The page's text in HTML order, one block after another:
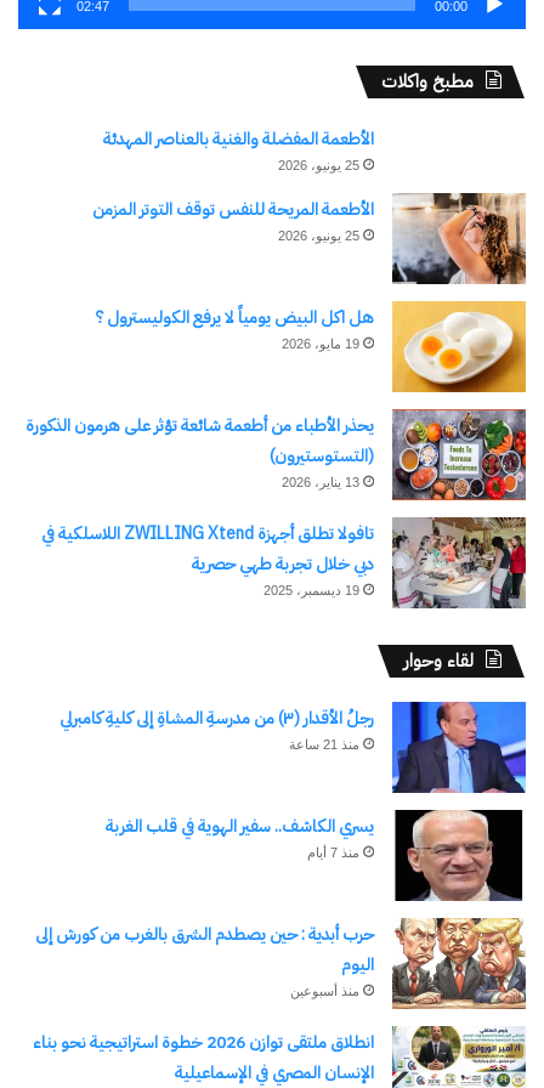
اكتشاف المزيد من
اشترك للحصول على أحدث التدوينات المرسلة إلى بريدك
الإلكتروني.
كتابة بريدك الإلكتروني...
00:00
02:47
مطبخ واكلات
الأطعمة المفضلة والغنية بالعناصر المهدئة
25 يونيو، 2026
الأطعمة المريحة للنفس توقف التوتر المزمن
25 يونيو، 2026
هل اكل البيض يومياً لا يرفع الكوليسترول ؟
19 مايو، 2026
يحذر الأطباء من أطعمة شائعة تؤثر على هرمون الذكورة
(التستوستيرون)
13 يناير، 2026
تافولا تطلق أجهزة ZWILLING Xtend اللاسلكية في
دبي خلال تجربة طهي حصرية
19 ديسمبر، 2025
لقاء وحوار
رجلُ الأقدار (٣) من مدرسةِ المشاةِ إلى كليةِ كامبرلي
منذ 21 ساعة
يسري الكاشف.. سفير الهوية في قلب الغربة
منذ 7 أيام
حرب أبدية : حين يصطدم الشرق بالغرب من كورش إلى
اليوم
منذ أسبوعين
انطلاق ملتقى توازن 2026 خطوة استراتيجية نحو بناء
الإنسان المصري في الإسماعيلية